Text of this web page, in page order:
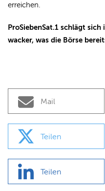
erreichen.
ProSiebenSat.1 schlägt
wacker, was die Börse
Mail
Teilen
Teilen